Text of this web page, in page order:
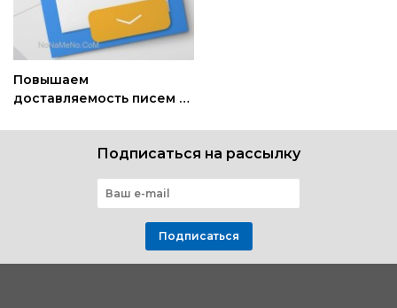
Повышаем
доставляемость писем в
маркетологов
Подписаться на рассылку
Подписаться